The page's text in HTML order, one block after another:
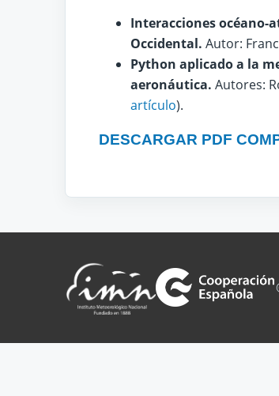
Interacciones océano-
Occidental. Autor:
Python aplicado a la
aeronáutica. Autores:
artículo).
DESCARGAR PDF